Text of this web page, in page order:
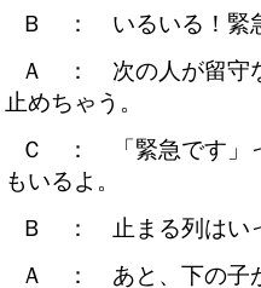
Ｂ ： いるいる！緊
Ａ ： 次の人が留守
止めちゃう。
Ｃ ： 「緊急です」
もいるよ。
Ｂ ： 止まる列はい
Ａ ： あと、下の子